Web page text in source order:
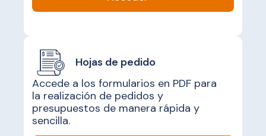
Hojas de pedido
Accede a los formularios en PDF para
la realización de pedidos y
presupuestos de manera rápida y
sencilla.